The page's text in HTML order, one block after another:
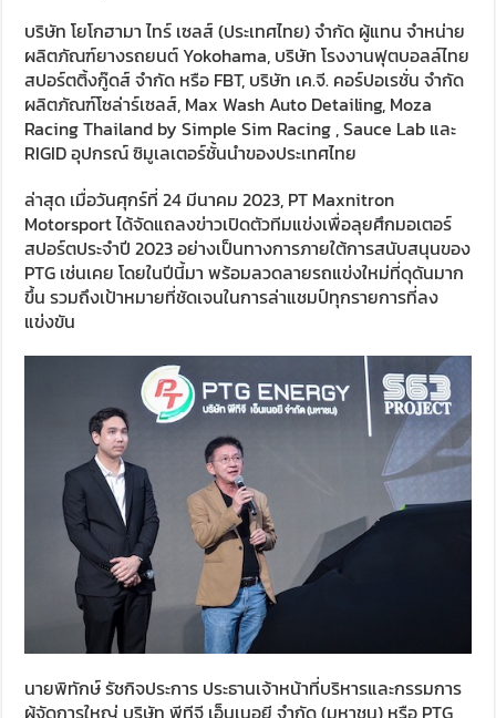
บริษัท โยโกฮามา ไทร์ เซลส์ (ประเทศไทย) จำกัด ผู้แทน จำหน่าย
ผลิตภัณฑ์ยางรถยนต์ Yokohama, บริษัท โรงงานฟุตบอลล์ไทย
สปอร์ตติ้งกู๊ดส์ จำกัด หรือ FBT, บริษัท เค.จี. คอร์ปอเรชั่น จำกัด
ผลิตภัณฑ์โซล่าร์เซลส์, Max Wash Auto Detailing, Moza
Racing Thailand by Simple Sim Racing , Sauce Lab และ
RIGIDอุปกรณ์ ซิมูเลเตอร์ชั้นนำของประเทศไทย
ล่าสุด เมื่อวันศุกร์ที่ 24 มีนาคม 2023, PT Maxnitron
Motorsportได้จัดแถลงข่าวเปิดตัวทีมแข่งเพื่อลุยศึกมอเตอร์
สปอร์ตประจำปี 2023 อย่างเป็นทางการภายใต้การสนับสนุนของ
PTG เช่นเคย โดยในปีนี้มา พร้อมลวดลายรถแข่งใหม่ที่ดุดันมาก
ขึ้น รวมถึงเป้าหมายที่ชัดเจนในการล่าแชมป์ทุกรายการที่ลง
แข่งขัน
นายพิทักษ์ รัชกิจประการ ประธานเจ้าหน้าที่บริหารและกรรมการ
ผู้จัดการใหญ่ บริษัท พีทีจี เอ็นเนอยี จำกัด (มหาชน) หรือ PTG